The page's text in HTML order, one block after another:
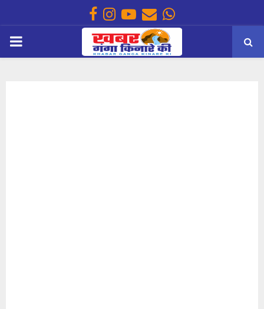
Facebook
Instagram
Youtube
EmailWhatsapp
PRIMARY